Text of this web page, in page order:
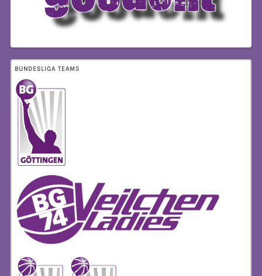
BUNDESLIGA TEAMS